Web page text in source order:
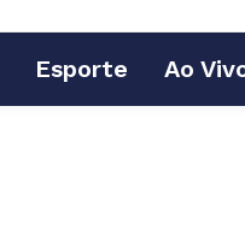
Esporte Ao